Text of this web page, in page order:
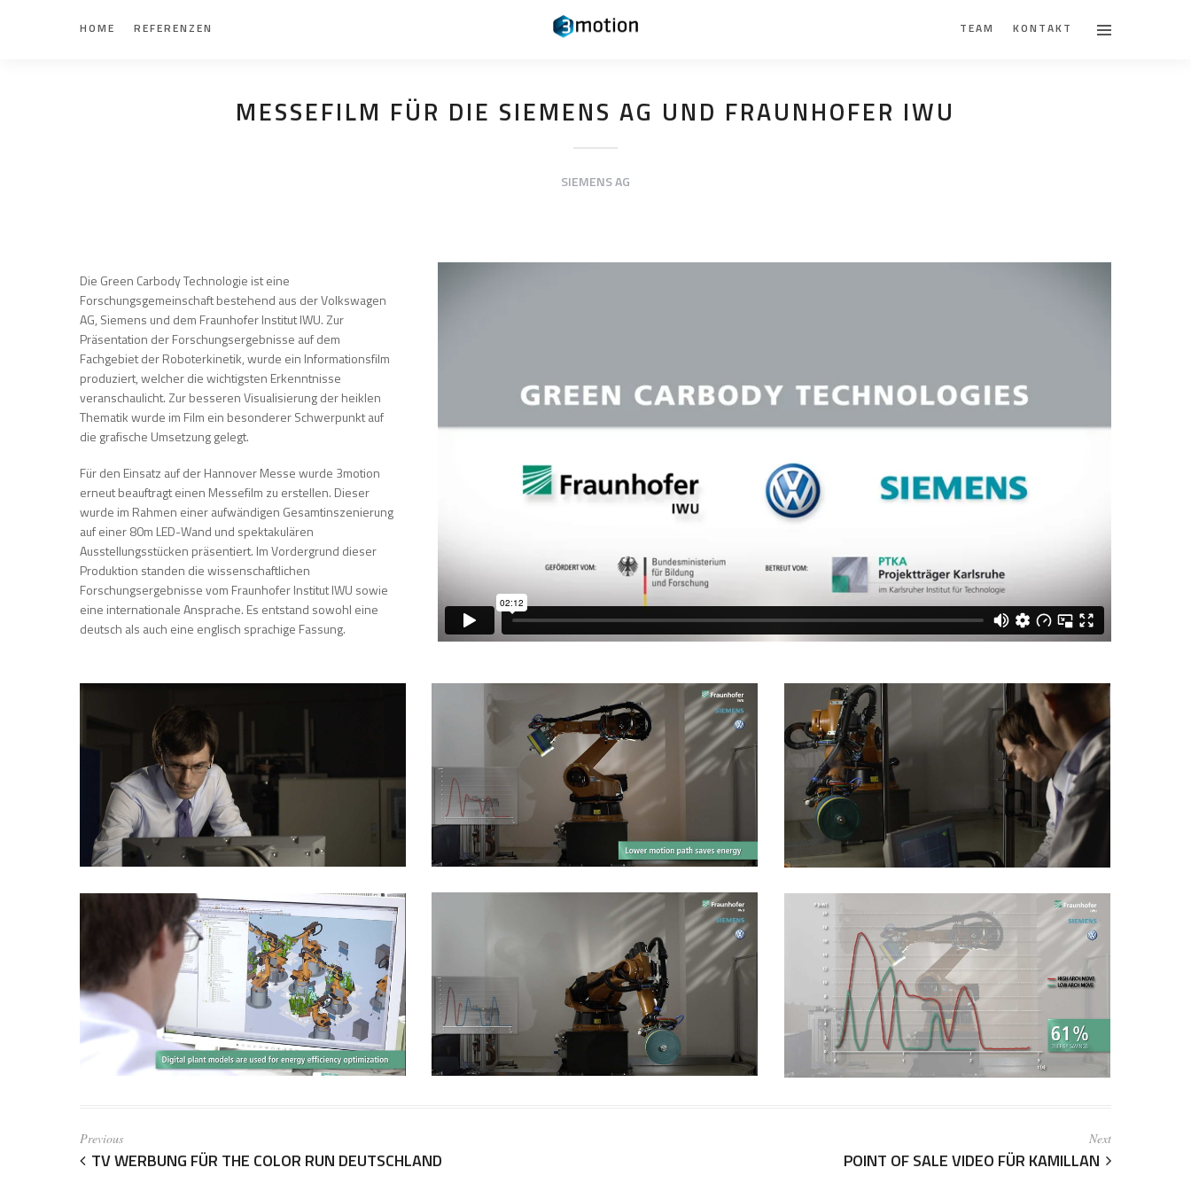
HOME REFERENZEN TEAM KONTAKT
MESSEFILM FÜR DIE SIEMENS AG UND FRAUNHOFER IWU
SIEMENS AG
Die Green Carbody Technologie ist eine
Forschungsgemeinschaft bestehend aus der Volkswagen
AG, Siemens und dem Fraunhofer Institut IWU. Zur
Präsentation der Forschungsergebnisse auf dem
Fachgebiet der Roboterkinetik, wurde ein Informationsfilm
produziert, welcher die wichtigsten Erkenntnisse
veranschaulicht. Zur besseren Visualisierung der heiklen
Thematik wurde im Film ein besonderer Schwerpunkt auf
die grafische Umsetzung gelegt.
Für den Einsatz auf der Hannover Messe wurde 3motion
erneut beauftragt einen Messefilm zu erstellen. Dieser
wurde im Rahmen einer aufwändigen Gesamtinszenierung
auf einer 80m LED-Wand und spektakulären
Ausstellungsstücken präsentiert. Im Vordergrund dieser
Produktion standen die wissenschaftlichen
Forschungsergebnisse vom Fraunhofer Institut IWU sowie
eine internationale Ansprache. Es entstand sowohl eine
deutsch als auch eine englisch sprachige Fassung.
Next
POINT OF SALE VIDEO FÜR KAMILLAN
Previous
TV WERBUNG FÜR THE COLOR RUN DEUTSCHLAND